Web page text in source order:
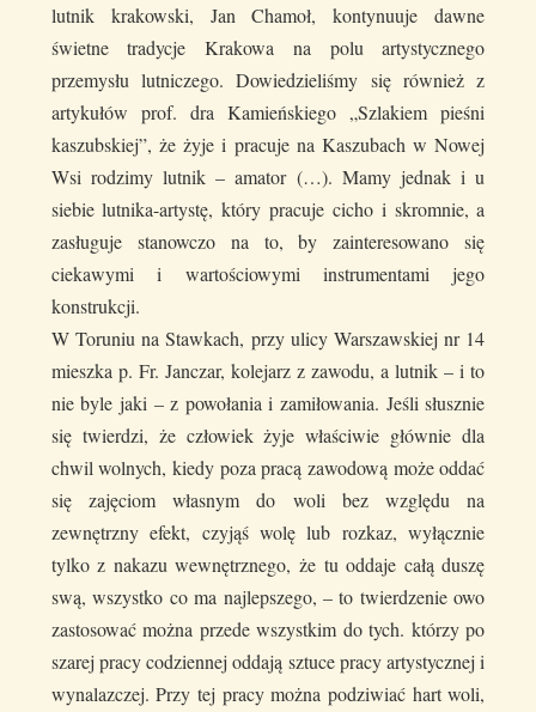
lutnik krakowski, Jan Chamoł, kontynuuje dawne
świetne tradycje Krakowa na polu artystycznego
przemysłu lutniczego. Dowiedzieliśmy się również z
artykułów prof. dra Kamieńskiego „Szlakiem pieśni
kaszubskiej”, że żyje i pracuje na Kaszubach w Nowej
Wsi rodzimy lutnik – amator (…). Mamy jednak i u
siebie lutnika-artystę, który pracuje cicho i skromnie, a
zasługuje stanowczo na to, by zainteresowano się
ciekawymi i wartościowymi instrumentami jego
konstrukcji.
W Toruniu na Stawkach, przy ulicy Warszawskiej nr 14
mieszka p. Fr. Janczar, kolejarz z zawodu, a lutnik – i to
nie byle jaki – z powołania i zamiłowania. Jeśli słusznie
się twierdzi, że człowiek żyje właściwie głównie dla
chwil wolnych, kiedy poza pracą zawodową może oddać
się zajęciom własnym do woli bez względu na
zewnętrzny efekt, czyjąś wolę lub rozkaz, wyłącznie
tylko z nakazu wewnętrznego, że tu oddaje całą duszę
swą, wszystko co ma najlepszego, – to twierdzenie owo
zastosować można przede wszystkim do tych. którzy po
szarej pracy codziennej oddają sztuce pracy artystycznej i
wynalazczej. Przy tej pracy można podziwiać hart woli,